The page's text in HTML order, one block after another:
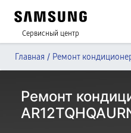
Сервисный центр
Главная / Ремонт
Ремонт